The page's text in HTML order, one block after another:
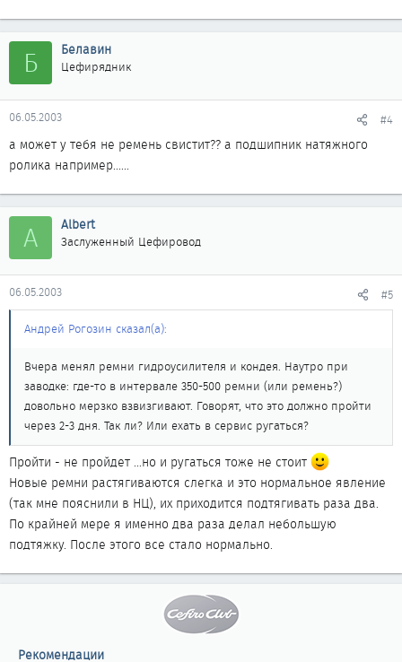
Б Белавин
Цефирядник
06.05.2003 #4
а может у тебя не ремень свистит?? а подшипник натяжного
ролика например......
A Albert
Заслуженный Цефировод
06.05.2003 #5
Андрей Рогозин сказал(а):
Вчера менял ремни гидроусилителя и кондея. Наутро при
заводке: где-то в интервале 350-500 ремни (или ремень?)
довольно мерзко взвизгивают. Говорят, что это должно пройти
через 2-3 дня. Так ли? Или ехать в сервис ругаться?
Пройти - не пройдет ...но и ругаться тоже не стоит
Новые ремни растягиваются слегка и это нормальное явление
(так мне пояснили в НЦ), их приходится подтягивать раза два.
По крайней мере я именно два раза делал небольшую
подтяжку. После этого все стало нормально.
Рекомендации